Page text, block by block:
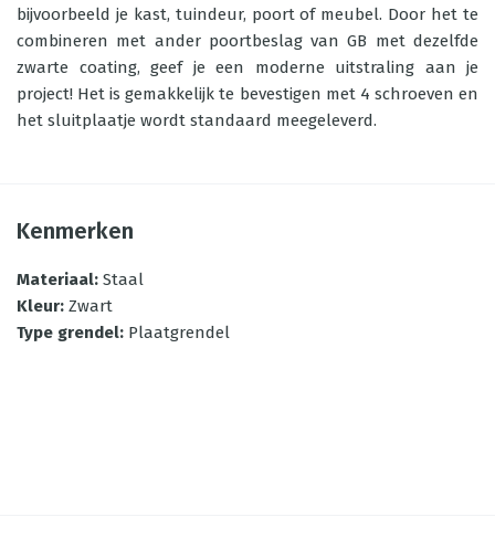
bijvoorbeeld je kast, tuindeur, poort of meubel. Door het te
combineren met ander poortbeslagvan GB met dezelfde
zwarte coating, geef je een moderne uitstraling aan je
project! Het is gemakkelijk te bevestigen met 4 schroeven en
het sluitplaatje wordt standaard meegeleverd.
Kenmerken
Materiaal: Staal
Kleur: Zwart
Type grendel: Plaatgrendel